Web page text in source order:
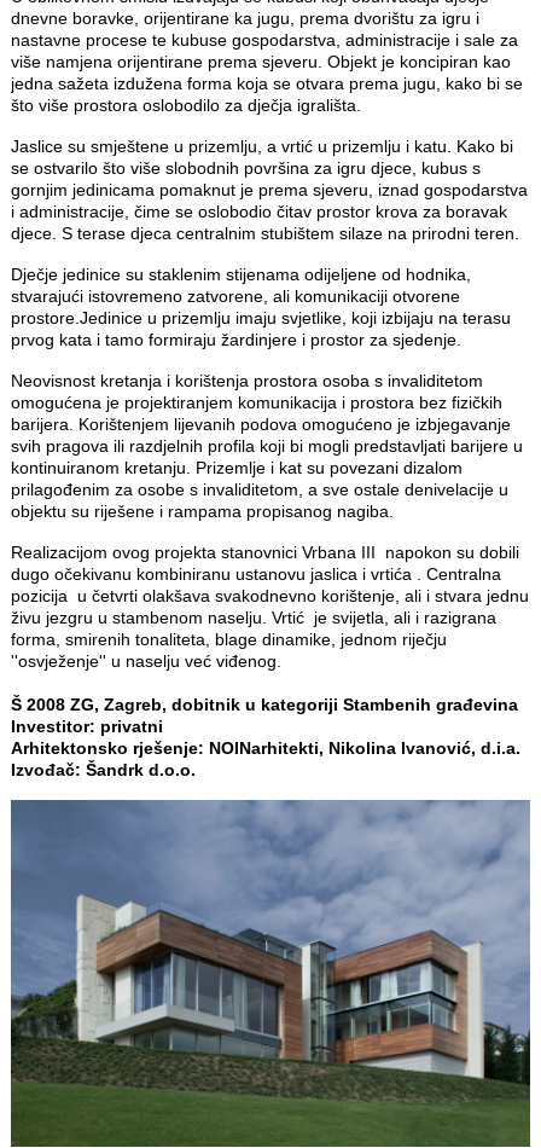
dnevne boravke, orijentirane ka jugu, prema dvorištu za igru i
nastavne procese te kubuse gospodarstva, administracije i sale za
više namjena orijentirane prema sjeveru. Objekt je koncipiran kao
jedna sažeta izdužena forma koja se otvara prema jugu, kako bi se
što više prostora oslobodilo za dječja igrališta.
Jaslice su smještene u prizemlju, a vrtić u prizemlju i katu. Kako bi
se ostvarilo što više slobodnih površina za igru djece, kubus s
gornjim jedinicama pomaknut je prema sjeveru, iznad gospodarstva
i administracije, čime se oslobodio čitav prostor krova za boravak
djece. S terase djeca centralnim stubištem silaze na prirodni teren.
Dječje jedinice su staklenim stijenama odijeljene od hodnika,
stvarajući istovremeno zatvorene, ali komunikaciji otvorene
prostore.Jedinice u prizemlju imaju svjetlike, koji izbijaju na terasu
prvog kata i tamo formiraju žardinjere i prostor za sjedenje.
Neovisnost kretanja i korištenja prostora osoba s invaliditetom
omogućena je projektiranjem komunikacija i prostora bez fizičkih
barijera. Korištenjem lijevanih podova omogućeno je izbjegavanje
svih pragova ili razdjelnih profila koji bi mogli predstavljati barijere u
kontinuiranom kretanju. Prizemlje i kat su povezani dizalom
prilagođenim za osobe s invaliditetom, a sve ostale denivelacije u
objektu su riješene i rampama propisanog nagiba.
Realizacijom ovog projekta stanovnici Vrbana III napokon su dobili
dugo očekivanu kombiniranu ustanovu jaslica i vrtića . Centralna
pozicija u četvrti olakšava svakodnevno korištenje, ali i stvara jednu
živu jezgru u stambenom naselju. Vrtić je svijetla, ali i razigrana
forma, smirenih tonaliteta, blage dinamike, jednom riječju
''osvježenje'' u naselju već viđenog.
Š 2008 ZG, Zagreb, dobitnik u kategoriji Stambenih građevina
Investitor: privatni
Arhitektonsko rješenje: NOINarhitekti, Nikolina Ivanović, d.i.a.
Izvođač: Šandrk d.o.o.